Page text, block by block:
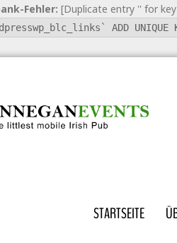
Fehler: [Duplicate entry '' for
ADD
STARTSEITE